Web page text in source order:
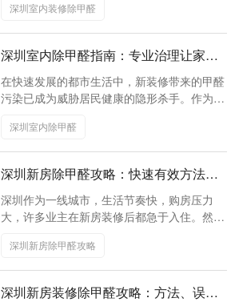
有效去除室内装修产生的甲醛，成为了每个家
庭都必须面对的重要课题。
深圳室内装修除甲醛
深圳室内除甲醛指南：专业治理让家更
安全
在快速发展的都市生活中，新装修带来的甲醛
污染已成为威胁居民健康的隐形杀手。作为中
气质量的关注日益提升。本文将系统解析室内
甲醛的来源、危害及专业治理方案，助您打造
安全宜居的生活空间。
深圳室内除甲醛
深圳新房除甲醛攻略：快速有效方法助
您安心入住
深圳作为一线城市，生活节奏快，购房压力
大，许多业主在新房装修后都急于入住。然
处理，将对居住者的健康造成长期威胁。特别
是对于有孕妇、儿童、老人的家庭，甲醛的危
害更为严重。因此，选择科学合理的除甲醛方
深圳新房除甲醛攻略
深圳新房装修除甲醛攻略：方法、误区